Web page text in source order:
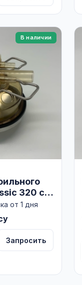
В наличии
320 с
MC 320
от 1 дня
Запросить